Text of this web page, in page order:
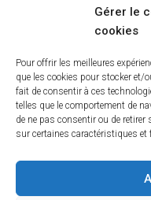
Gérer le
cookies
Pour offrir les meilleures
que les cookies pour stocker et/
fait de consentir à ces
telles que le comportement de
de ne pas consentir ou de
sur certaines caractéristiques et